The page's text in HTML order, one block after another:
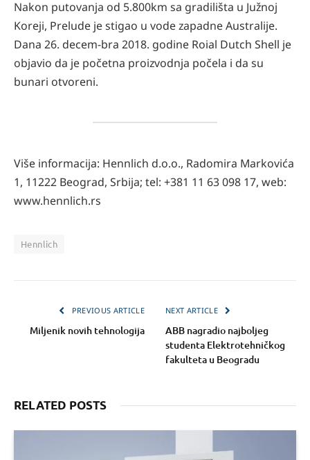
Nakon putovanja od 5.800km sa gradilišta u Južnoj
Koreji, Prelude je stigao u vode zapadne Australije.
Dana 26. decem-bra 2018. godine Roial Dutch Shell je
objavio da je početna proizvodnja počela i da su
bunari otvoreni.
Više informacija: Hennlich d.o.o., Radomira Markovića
1, 11222 Beograd, Srbija; tel: +381 11 63 098 17, web:
www.hennlich.rs
Hennlich
PREVIOUS ARTICLE
Miljenik novih tehnologija
NEXT ARTICLE
ABB nagradio najboljeg
studenta Elektrotehničkog
fakulteta u Beogradu
RELATED POSTS